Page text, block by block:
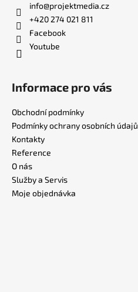
info@projektmedia.cz
+420 274 021 811
Facebook
Youtube
Informace pro vás
Obchodní podmínky
Podmínky ochrany osobních údajů
Kontakty
Reference
O nás
Služby a Servis
Moje objednávka